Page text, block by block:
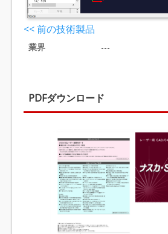
<< 前の技術製品
業界 ---
PDFダウンロード